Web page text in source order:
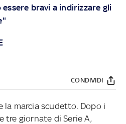
bravi a indirizzare gli
CONDIVIDI
la marcia scudetto. Dopo i
tre giornate di Serie A,